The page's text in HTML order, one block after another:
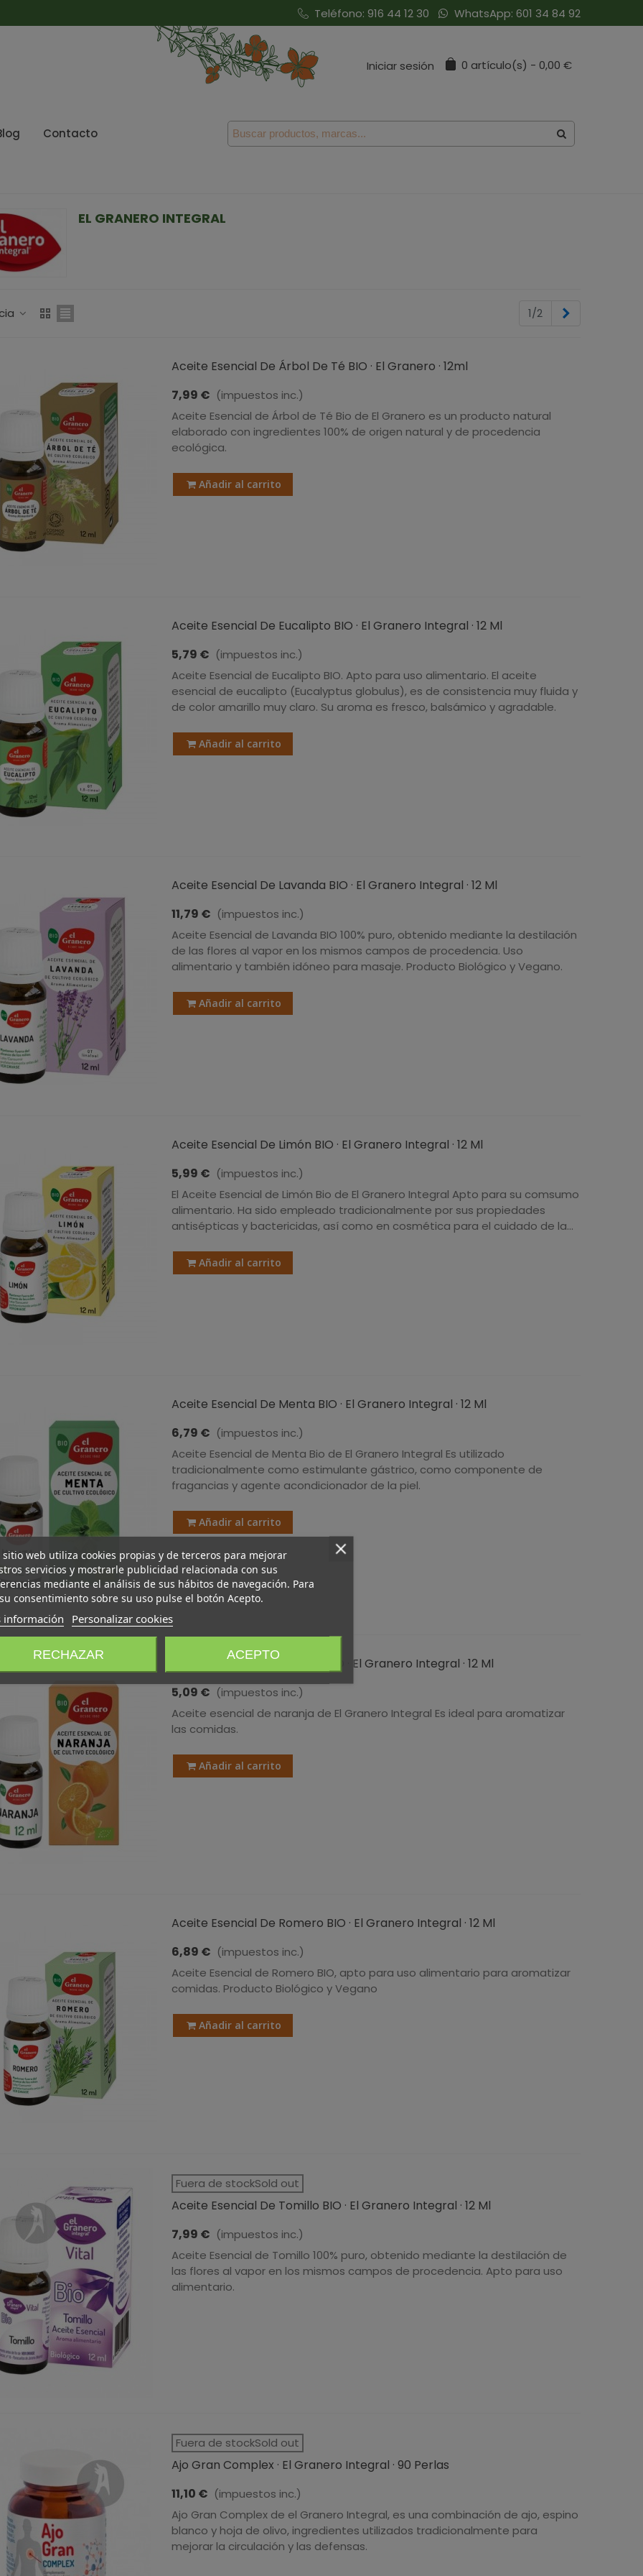
Teléfono: 916 44 12 30 WhatsApp: 601 34 84 92
Iniciar sesión 0 artículo(s) - 0,00 €
Contacto
EL GRANERO INTEGRAL
1/2
Aceite Esencial De Árbol De Té BIO · El Granero · 12ml
7,99 € (impuestos inc.)
Aceite Esencial de Árbol de Té Bio de El Granero es un producto natural
elaborado con ingredientes 100% de origen natural y de procedencia
ecológica.
Añadir al carrito
Aceite Esencial De Eucalipto BIO · El Granero Integral · 12 Ml
5,79 € (impuestos inc.)
Aceite Esencial de Eucalipto BIO. Apto para uso alimentario. El aceite
esencial de eucalipto (Eucalyptus globulus), es de consistencia muy fluida y
de color amarillo muy claro. Su aroma es fresco, balsámico y agradable.
Añadir al carrito
Aceite Esencial De Lavanda BIO · El Granero Integral · 12 Ml
11,79 € (impuestos inc.)
Aceite Esencial de Lavanda BIO 100% puro, obtenido mediante la destilación
de las flores al vapor en los mismos campos de procedencia. Uso
alimentario y también idóneo para masaje. Producto Biológico y Vegano.
Añadir al carrito
Aceite Esencial De Limón BIO · El Granero Integral · 12 Ml
5,99 € (impuestos inc.)
El Aceite Esencial de Limón Bio de El Granero Integral Apto para su comsumo
alimentario. Ha sido empleado tradicionalmente por sus propiedades
antisépticas y bactericidas, así como en cosmética para el cuidado de la...
Añadir al carrito
Aceite Esencial De Menta BIO · El Granero Integral · 12 Ml
6,79 € (impuestos inc.)
Aceite Esencial de Menta Bio de El Granero Integral Es utilizado
tradicionalmente como estimulante gástrico, como componente de
fragancias y agente acondicionador de la piel.
Añadir al carrito
Aceite Esencial De Naranja BIO · El Granero Integral · 12 Ml
5,09 € (impuestos inc.)
Aceite esencial de naranja de El Granero Integral Es ideal para aromatizar
las comidas.
Añadir al carrito
Aceite Esencial De Romero BIO · El Granero Integral · 12 Ml
6,89 € (impuestos inc.)
Aceite Esencial de Romero BIO, apto para uso alimentario para aromatizar
comidas. Producto Biológico y Vegano
Añadir al carrito
Fuera de stockSold out
Aceite Esencial De Tomillo BIO · El Granero Integral · 12 Ml
7,99 € (impuestos inc.)
Aceite Esencial de Tomillo 100% puro, obtenido mediante la destilación de
las flores al vapor en los mismos campos de procedencia. Apto para uso
alimentario.
Fuera de stockSold out
Ajo Gran Complex · El Granero Integral · 90 Perlas
11,10 € (impuestos inc.)
Ajo Gran Complex de el Granero Integral, es una combinación de ajo, espino
blanco y hoja de olivo, ingredientes utilizados tradicionalmente para
mejorar la circulación y las defensas.
sitio web utiliza cookies propias y de terceros para mejorar
servicios y mostrarle publicidad relacionada con sus
mediante el análisis de sus hábitos de navegación. Para
consentimiento sobre su uso pulse el botón Acepto.
información Personalizar cookies
RECHAZAR ACEPTO